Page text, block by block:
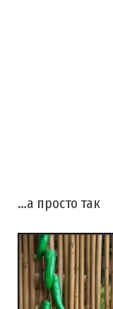
…а просто так